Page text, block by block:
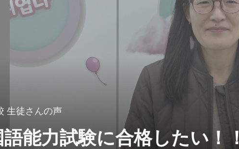
生徒さんの声
能力試験に合格したい！！